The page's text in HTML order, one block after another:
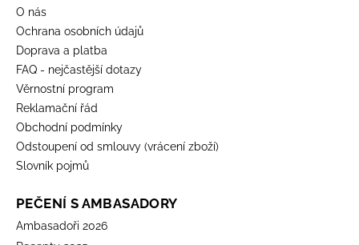
O nás
Ochrana osobních údajů
Doprava a platba
FAQ - nejčastější dotazy
Věrnostní program
Reklamační řád
Obchodní podmínky
Odstoupení od smlouvy (vrácení zboží)
Slovník pojmů
PEČENÍ S AMBASADORY
Ambasadoři 2026